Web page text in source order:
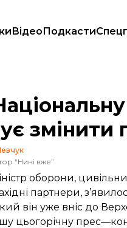
ВідеоПодкасти
змінити президент
змінити
“Нині вже”
оборони,
партнери,
він уже вніс до
цьогорічну